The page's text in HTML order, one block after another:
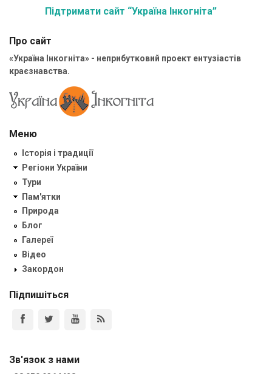
Підтримати сайт “Україна Інкогніта”
Про сайт
«Україна Інкогніта» - неприбутковий проект ентузіастів
краєзнавства.
Меню
Історія і традиції
Регіони України
Тури
Пам'ятки
Природа
Блог
Галереї
Відео
Закордон
Підпишіться
Зв'язок з нами